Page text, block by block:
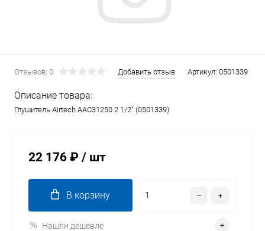
Отзывов: 0 Добавить отзыв Артикул: 0501339
Описание товара:
Глушитель Airtech AAC31250 2 1/2" (0501339)
22 176 ₽ / шт
В корзину
Нашли дешевле